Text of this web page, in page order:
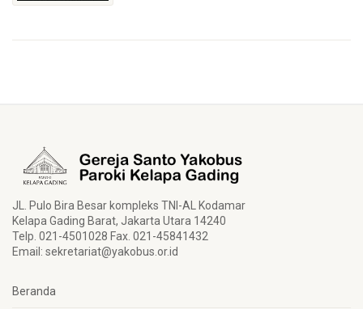
JL. Pulo Bira Besar kompleks TNI-AL Kodamar
Kelapa Gading Barat, Jakarta Utara 14240
Telp. 021-4501028 Fax. 021-45841432
Email: sekretariat@yakobus.or.id
Beranda